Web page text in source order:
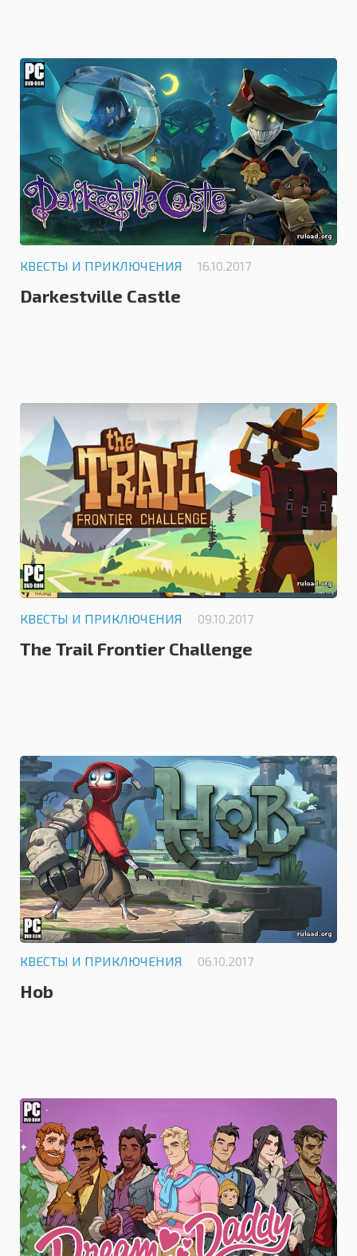
0.0
КВЕСТЫ И ПРИКЛЮЧЕНИЯ 16.10.2017
Darkestville Castle
0.0
КВЕСТЫ И ПРИКЛЮЧЕНИЯ 09.10.2017
The Trail Frontier Challenge
0.0
КВЕСТЫ И ПРИКЛЮЧЕНИЯ 06.10.2017
Hob
0.0